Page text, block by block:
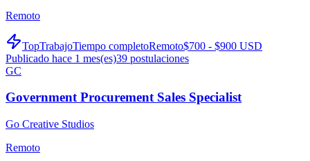
Remoto
TopTrabajoTiempo completoRemoto$700 - $900 USD
Publicado hace 1 mes(es)39 postulaciones
GC
Government Procurement Sales Specialist
Go Creative Studios
Remoto